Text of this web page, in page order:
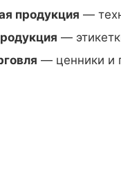
продукция —
—
— ценники и